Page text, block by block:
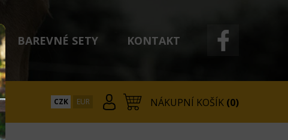
BAREVNÉ SETY KONTAKT
NÁKUPNÍ KOŠÍK (0)
CZK EUR